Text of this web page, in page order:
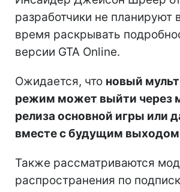
разработчики не
время раскрывать
версии GTA Online.
Ожидается, что новый
режим может выйти через
релиза основной игры или
вместе с будущим
Также рассматриваются
распространения по